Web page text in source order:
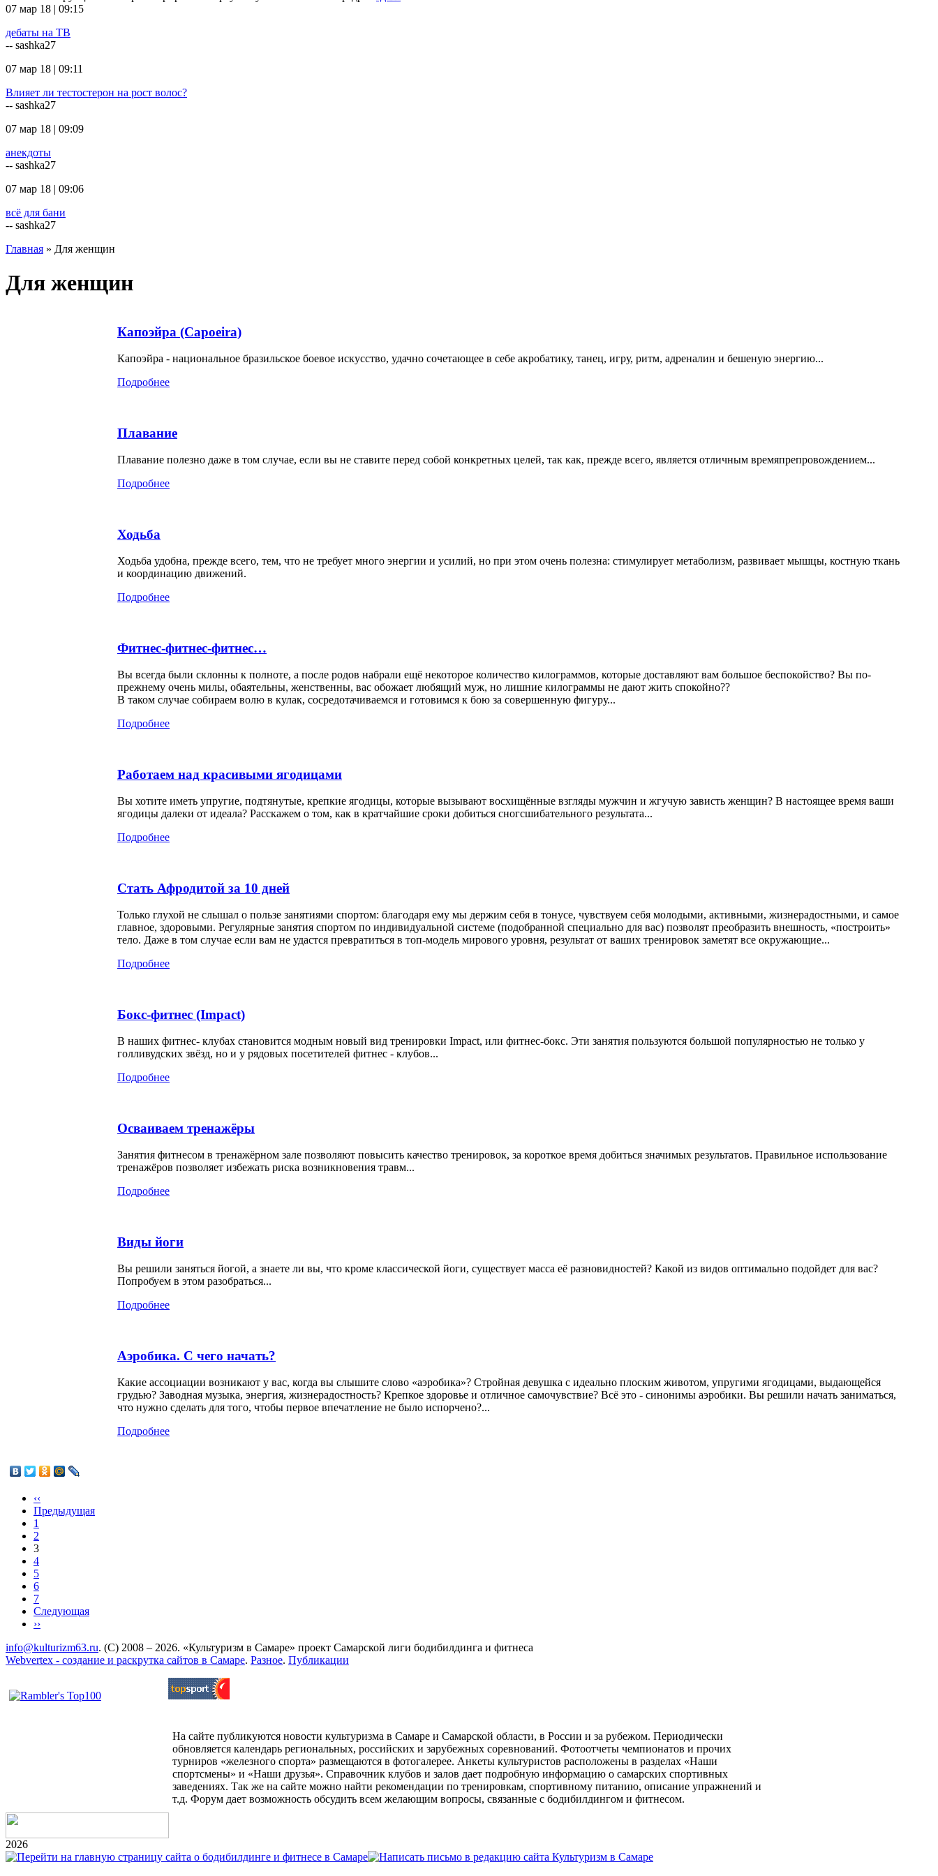
07 мар 18 | 09:15
дебаты на ТВ
-- sashka27
07 мар 18 | 09:11
Влияет ли тестостерон на рост волос?
-- sashka27
07 мар 18 | 09:09
анекдоты
-- sashka27
07 мар 18 | 09:06
всё для бани
-- sashka27
Главная » Для женщин
Для женщин
Капоэйра (Capoeira)
Капоэйра - национальное бразильское боевое искусство, удачно сочетающее в себе акробатику, танец, игру, ритм, адреналин и бешеную энергию...
Подробнее
Плавание
Плавание полезно даже в том случае, если вы не ставите перед собой конкретных целей, так как, прежде всего, является отличным времяпрепровождением...
Подробнее
Ходьба
Ходьба удобна, прежде всего, тем, что не требует много энергии и усилий, но при этом очень полезна: стимулирует метаболизм, развивает мышцы, костную ткань
и координацию движений.
Подробнее
Фитнес-фитнес-фитнес…
Вы всегда были склонны к полноте, а после родов набрали ещё некоторое количество килограммов, которые доставляют вам большое беспокойство? Вы по-
прежнему очень милы, обаятельны, женственны, вас обожает любящий муж, но лишние килограммы не дают жить спокойно??
В таком случае собираем волю в кулак, сосредотачиваемся и готовимся к бою за совершенную фигуру...
Подробнее
Работаем над красивыми ягодицами
Вы хотите иметь упругие, подтянутые, крепкие ягодицы, которые вызывают восхищённые взгляды мужчин и жгучую зависть женщин? В настоящее время ваши
ягодицы далеки от идеала? Расскажем о том, как в кратчайшие сроки добиться сногсшибательного результата...
Подробнее
Стать Афродитой за 10 дней
Только глухой не слышал о пользе занятиями спортом: благодаря ему мы держим себя в тонусе, чувствуем себя молодыми, активными, жизнерадостными, и самое
главное, здоровыми. Регулярные занятия спортом по индивидуальной системе (подобранной специально для вас) позволят преобразить внешность, «построить»
тело. Даже в том случае если вам не удастся превратиться в топ-модель мирового уровня, результат от ваших тренировок заметят все окружающие...
Подробнее
Бокс-фитнес (Impact)
В наших фитнес- клубах становится модным новый вид тренировки Impact, или фитнес-бокс. Эти занятия пользуются большой популярностью не только у
голливудских звёзд, но и у рядовых посетителей фитнес - клубов...
Подробнее
Осваиваем тренажёры
Занятия фитнесом в тренажёрном зале позволяют повысить качество тренировок, за короткое время добиться значимых результатов. Правильное использование
тренажёров позволяет избежать риска возникновения травм...
Подробнее
Виды йоги
Вы решили заняться йогой, а знаете ли вы, что кроме классической йоги, существует масса её разновидностей? Какой из видов оптимально подойдет для вас?
Попробуем в этом разобраться...
Подробнее
Аэробика. С чего начать?
Какие ассоциации возникают у вас, когда вы слышите слово «аэробика»? Стройная девушка с идеально плоским животом, упругими ягодицами, выдающейся
грудью? Заводная музыка, энергия, жизнерадостность? Крепкое здоровье и отличное самочувствие? Всё это - синонимы аэробики. Вы решили начать заниматься,
что нужно сделать для того, чтобы первое впечатление не было испорчено?...
Подробнее
‹‹
Предыдущая
1
2
3
4
5
6
7
Следующая
››
info@kulturizm63.ru. (C) 2008 – 2026. «Культуризм в Самаре» проект Самарской лиги бодибилдинга и фитнеса
Webvertex - создание и раскрутка сайтов в Самаре. Разное. Публикации
На сайте публикуются новости культуризма в Самаре и Самарской области, в России и за рубежом. Периодически
обновляется календарь региональных, российских и зарубежных соревнований. Фотоотчеты чемпионатов и прочих
турниров «железного спорта» размещаются в фотогалерее. Анкеты культуристов расположены в разделах «Наши
спортсмены» и «Наши друзья». Справочник клубов и залов дает подробную информацию о самарских спортивных
заведениях. Так же на сайте можно найти рекомендации по тренировкам, спортивному питанию, описание упражнений и
т.д. Форум дает возможность обсудить всем желающим вопросы, связанные с бодибилдингом и фитнесом.
2026